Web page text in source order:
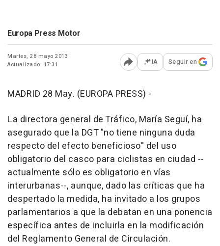
Europa Press Motor
Martes, 28 mayo 2013
Actualizado: 17:31
Abrir opciones para
IA Seguir en
MADRID 28 May. (EUROPA PRESS) -
La directora general de Tráfico, María Seguí, ha
asegurado que la DGT "no tiene ninguna duda
respecto del efecto beneficioso" del uso
obligatorio del casco para ciclistas en ciudad --
actualmente sólo es obligatorio en vías
interurbanas--, aunque, dado las críticas que ha
despertado la medida, ha invitado a los grupos
parlamentarios a que la debatan en una ponencia
específica antes de incluirla en la modificación
del Reglamento General de Circulación.